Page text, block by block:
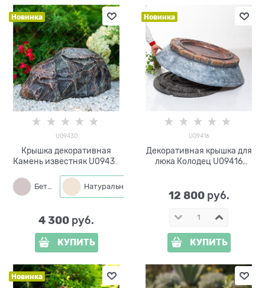
Новинка
U09430
Крышка декоративная
Камень известняк U09430
см
Бетон
4 300 руб.
КУПИТЬ
Новинка
U09416
Декоративная крышка для
люка Колодец U09416
12 800 руб.
КУПИТЬ
Новинка